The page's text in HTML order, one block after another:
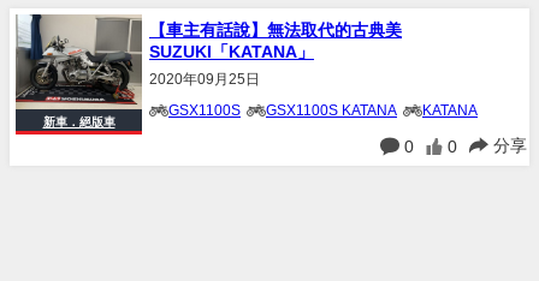
新車．絕版車
【車主有話說】無法取代的古典美
SUZUKI「KATANA」
2020年09月25日
GSX1100S GSX1100S KATANA KATANA
0 0 分享